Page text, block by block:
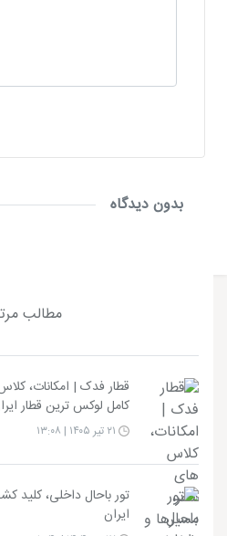
بدون دیدگاه
مطالب
قطار فدک | امکانات،
کامل لوکس ترین قطار
تور باحال داخلی، کلید
ایران